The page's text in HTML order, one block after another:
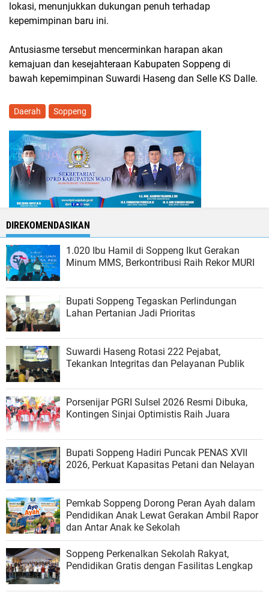
lokasi, menunjukkan dukungan penuh terhadap
kepemimpinan baru ini.
Antusiasme tersebut mencerminkan harapan akan
kemajuan dan kesejahteraan Kabupaten Soppeng di
bawah kepemimpinan Suwardi Haseng dan Selle KS Dalle.
Daerah Soppeng
DIREKOMENDASIKAN
1.020 Ibu Hamil di Soppeng Ikut Gerakan
Minum MMS, Berkontribusi Raih Rekor MURI
Bupati Soppeng Tegaskan Perlindungan
Lahan Pertanian Jadi Prioritas
Suwardi Haseng Rotasi 222 Pejabat,
Tekankan Integritas dan Pelayanan Publik
Porsenijar PGRI Sulsel 2026 Resmi Dibuka,
Kontingen Sinjai Optimistis Raih Juara
Bupati Soppeng Hadiri Puncak PENAS XVII
2026, Perkuat Kapasitas Petani dan Nelayan
Pemkab Soppeng Dorong Peran Ayah dalam
Pendidikan Anak Lewat Gerakan Ambil Rapor
dan Antar Anak ke Sekolah
Soppeng Perkenalkan Sekolah Rakyat,
Pendidikan Gratis dengan Fasilitas Lengkap